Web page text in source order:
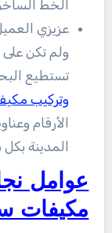
الخط
عزيزي
ولم تكن على
تستطيع
وتركيب
الأرقام
المدينة
عوامل
مكيفات